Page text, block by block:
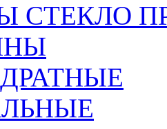
СТЕКЛО